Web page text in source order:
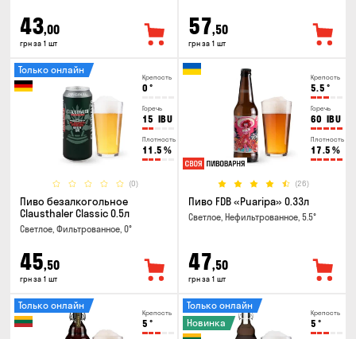
43,00
грн за 1 шт
57,50
грн за 1 шт
Крепость
0 °
Горечь
15 IBU
Плотность
11.5 %
(0)
Только онлайн
Пиво безалкогольное
Clausthaler Classic 0.5л
Светлое, Фильтрованное, 0°
45,50
грн за 1 шт
Крепость
5.5 °
Горечь
60 IBU
Плотность
17.5 %
(26)
Пиво FDB «Puaripa» 0.33л
Светлое, Нефильтрованное, 5.5°
47,50
грн за 1 шт
Крепость
5 °
Только онлайн
Крепость
5 °
Только онлайн
Новинка